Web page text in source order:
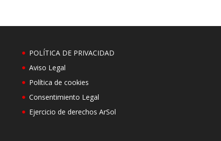
POLÍTICA DE PRIVACIDAD
Aviso Legal
Política de cookies
Consentimiento Legal
Ejercicio de derechos ArSol